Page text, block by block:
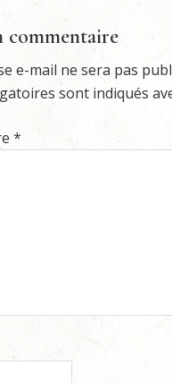
commentaire
e-mail ne sera pas
sont indiqués
*